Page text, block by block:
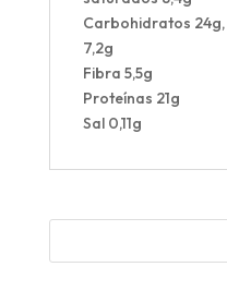
Carbohidratos 24g,
7,2g
Fibra 5,5g
Proteínas 21g
Sal 0,11g